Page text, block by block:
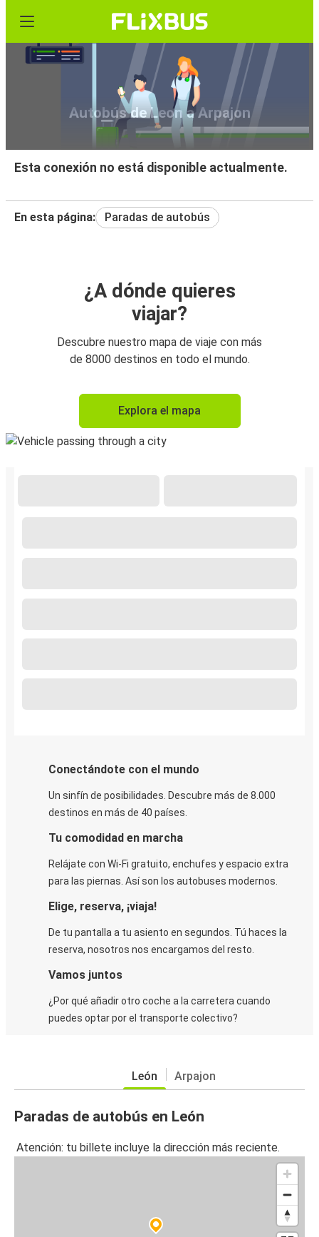
Autobús de Leon a Arpajon
Esta conexión no está disponible actualmente.
En esta página: Paradas de autobús
¿A dónde quieres
viajar?
Descubre nuestro mapa de viaje con más
de 8000 destinos en todo el mundo.
Explora el mapa
Conectándote con el mundo
Un sinfín de posibilidades. Descubre más de 8.000
destinos en más de 40 países.
Tu comodidad en marcha
Relájate con Wi-Fi gratuito, enchufes y espacio extra
para las piernas. Así son los autobuses modernos.
Elige, reserva, ¡viaja!
De tu pantalla a tu asiento en segundos. Tú haces la
reserva, nosotros nos encargamos del resto.
Vamos juntos
¿Por qué añadir otro coche a la carretera cuando
puedes optar por el transporte colectivo?
León Arpajon
Paradas de autobús en León
Atención: tu billete incluye la dirección más reciente.